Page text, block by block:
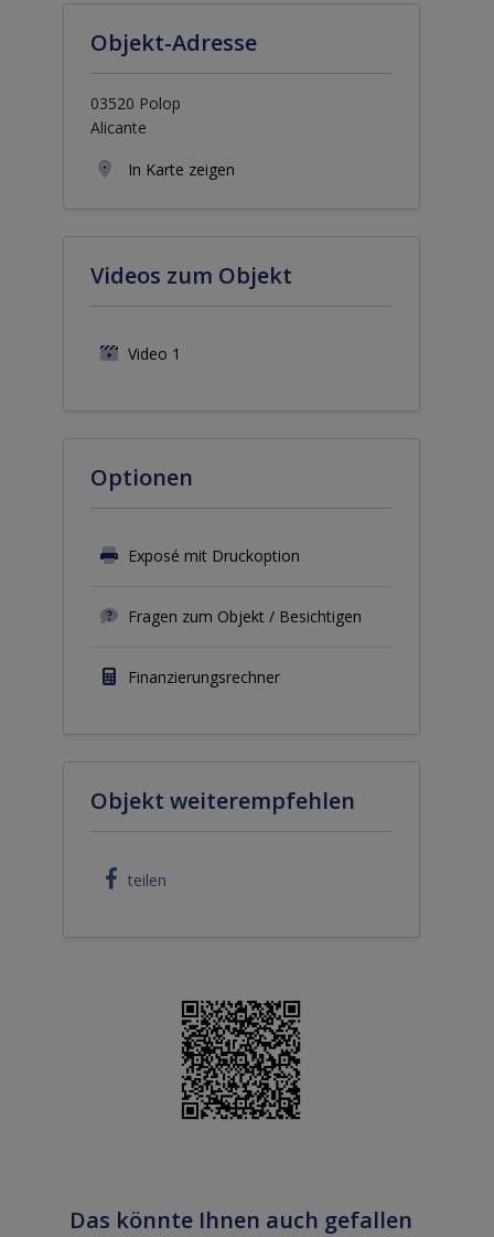
Objekt-Adresse
03520 Polop
Alicante
In Karte zeigen
Videos zum Objekt
Video 1
Optionen
Exposé mit Druckoption
Fragen zum Objekt / Besichtigen
Finanzierungsrechner
Objekt weiterempfehlen
teilen
Das könnte Ihnen auch gefallen